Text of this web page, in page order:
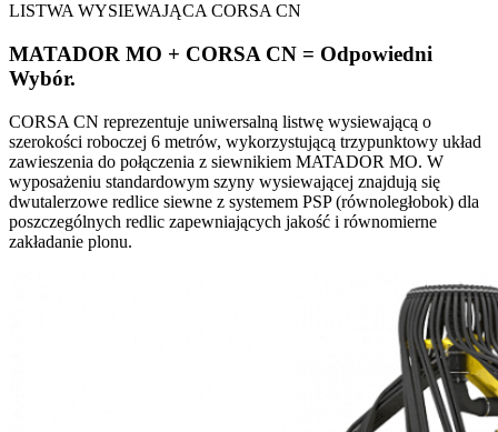
LISTWA WYSIEWAJĄCA CORSA CN
MATADOR MO + CORSA CN = Odpowiedni
Wybór.
CORSA CN reprezentuje uniwersalną listwę wysiewającą o
szerokości roboczej 6 metrów, wykorzystującą trzypunktowy układ
zawieszenia do połączenia z siewnikiem MATADOR MO. W
wyposażeniu standardowym szyny wysiewającej znajdują się
dwutalerzowe redlice siewne z systemem PSP (równoległobok) dla
poszczególnych redlic zapewniających jakość i równomierne
zakładanie plonu.